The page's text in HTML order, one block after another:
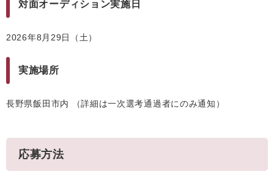
対面オーディション実施日
2026年8月29日（土）
実施場所
長野県飯田市内 （詳細は一次選考通過者にのみ通知）
応募方法